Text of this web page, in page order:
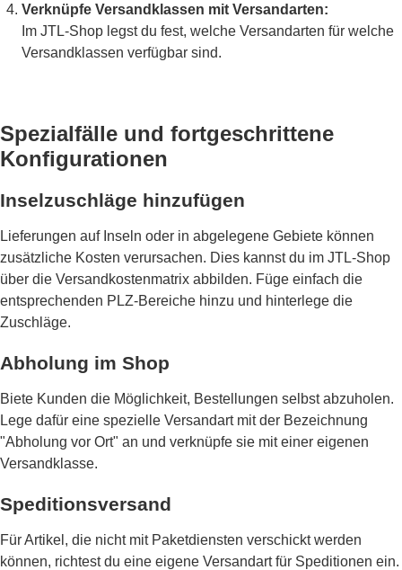
Verknüpfe Versandklassen mit Versandarten:
Im JTL-Shop legst du fest, welche Versandarten für welche
Versandklassen verfügbar sind.
Spezialfälle und fortgeschrittene
Konfigurationen
Inselzuschläge hinzufügen
Lieferungen auf Inseln oder in abgelegene Gebiete können
zusätzliche Kosten verursachen. Dies kannst du im JTL-Shop
über die Versandkostenmatrix abbilden. Füge einfach die
entsprechenden PLZ-Bereiche hinzu und hinterlege die
Zuschläge.
Abholung im Shop
Biete Kunden die Möglichkeit, Bestellungen selbst abzuholen.
Lege dafür eine spezielle Versandart mit der Bezeichnung
"Abholung vor Ort" an und verknüpfe sie mit einer eigenen
Versandklasse.
Speditionsversand
Für Artikel, die nicht mit Paketdiensten verschickt werden
können, richtest du eine eigene Versandart für Speditionen ein.